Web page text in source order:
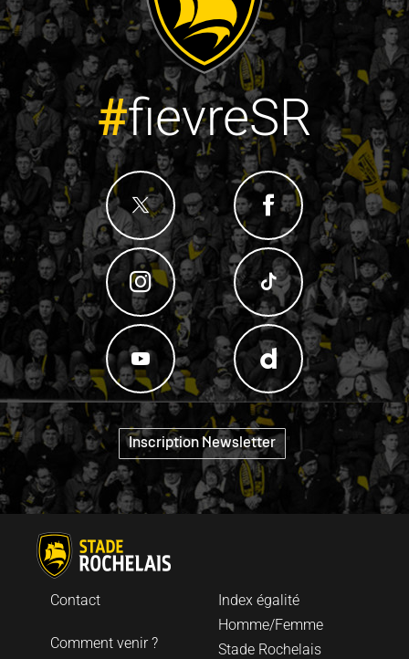
#fievreSR
Inscription Newsletter "
Index égalité
Homme/Femme
Stade Rochelais
Contact
Comment venir ?